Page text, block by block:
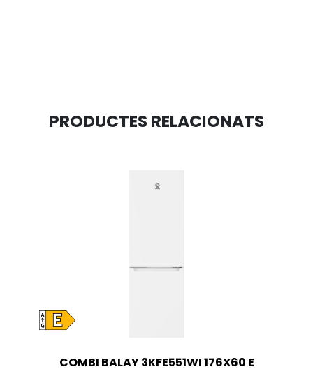
PRODUCTES RELACIONATS
COMBI BALAY 3KFE551WI 176X60 E